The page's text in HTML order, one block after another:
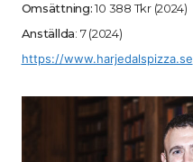
Omsättning:10 388 Tkr (2024)
Anställda: 7 (2024)
https://www.harjedalspizza.se